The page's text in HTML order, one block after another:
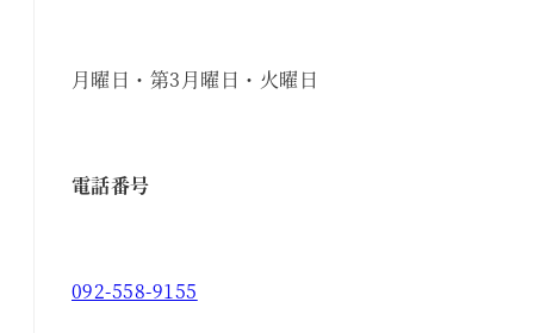
月曜日・第3月曜日・火曜日
電話番号
092-558-9155